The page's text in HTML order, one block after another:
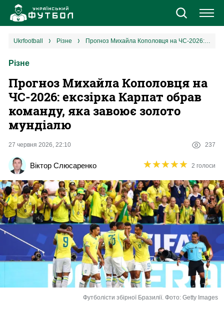
Новини
Єврокубки
УПЛ
Різне
Букмекери
Казино
ukrfootball різне Прогноз Михайла Кополовця на ЧС-2026: ексзірка Карпат обрав команду, яка завоює золото мундіалю
Різне
Прогноз Михайла Кополовця на
ЧС-2026: ексзірка Карпат обрав
команду, яка завоює золото
мундіалю
27 червня 2026, 22:10 237
Віктор Слюсаренко ★★★★★
★★★★★ 2 голоси
Футболісти збірної Бразилії. Фото: Getty Images